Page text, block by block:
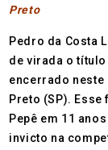
Preto
Pedro da Costa
de virada o título
encerrado neste
Preto (SP).
Pepê em 11
invicto na